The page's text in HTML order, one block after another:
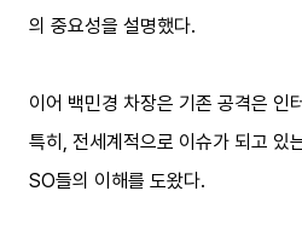
의 중요성을 설명했다.
이어 백민경 차장은 기존 공격은 인
특히, 전세계적으로 이슈가 되고 있
SO들의 이해를 도왔다.